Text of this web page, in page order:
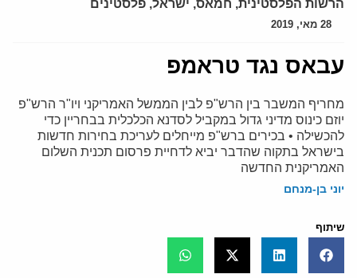
הרשות הפלסטינית, חמאס, ישראל, פלסטינים
28 מאי, 2019
עבאס נגד טראמפ
מחריף המשבר בין הרש"פ לבין הממשל האמריקני ויו"ר הרש"פ
יוזם כינוס מדיני גדול במקביל לסדנא הכלכלית בבחריין כדי
להכשילה • בכירים ברש"פ מייחלים לעריכת בחירות חדשות
בישראל בתקוה שהדבר יביא לדחיית פרסום תכנית השלום
האמריקנית החדשה
יוני בן-מנחם
שיתוף